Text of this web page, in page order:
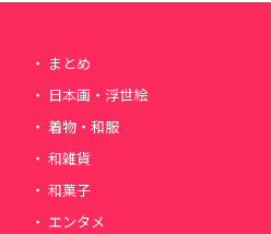
まとめ
日本画・浮世絵
着物・和服
和雑貨
和菓子
エンタメ